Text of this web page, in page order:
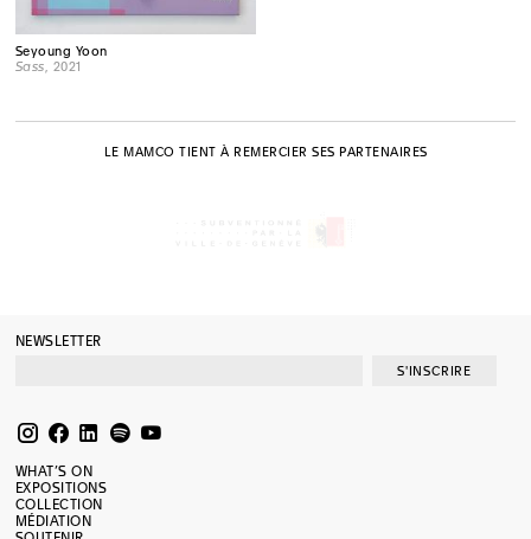
Seyoung Yoon
Sass , 2021
LE MAMCO TIENT À REMERCIER SES PARTENAIRES
NEWSLETTER
S'INSCRIRE
WHAT’S ON
EXPOSITIONS
COLLECTION
MÉDIATION